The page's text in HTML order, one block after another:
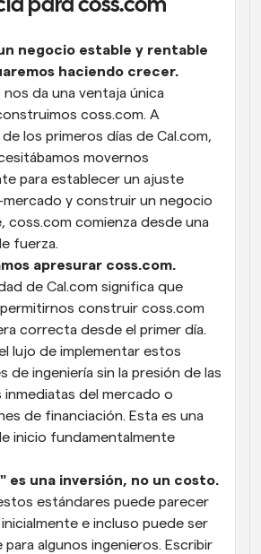
para coss.com
negocio estable y rentable
haciendo crecer.
da una ventaja única
coss.com. A
los primeros días de Cal.com,
movernos
para establecer un ajuste
y construir un negocio
coss.com comienza desde una
fuerza.
apresurar coss.com.
de Cal.com significa que
construir coss.com
correcta desde el primer día.
lujo de implementar estos
de ingeniería sin la presión de las
inmediatas del mercado o
de financiación. Esta es una
inicio fundamentalmente
es una inversión, no un costo.
estándares puede parecer
e incluso puede ser
algunos ingenieros. Escribir